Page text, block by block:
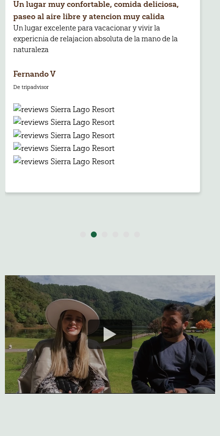
Un lugar muy confortable, comida deliciosa,
paseo al aire libre y atencion muy calida
Un lugar excelente para vacacionar y vivir la
expericnia de relajacion absoluta de la mano de la
naturaleza
Fernando V
De tripadvisor